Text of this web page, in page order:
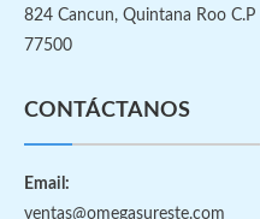
824 Cancun, Quintana Roo C.P
77500
CONTÁCTANOS
Email:
ventas@omegasureste.com